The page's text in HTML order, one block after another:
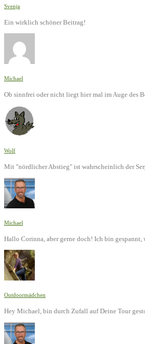
Svenja
Ein wirklich schöner Beitrag!
Michael
Ob sinnfrei oder nicht liegt hier mal im Auge des
Wolf
Mit "nördlicher Abstieg" ist wahrscheinlich der
Michael
Hallo Corinna, aber gerne doch! Ich bin
Outdoormädchen
Hey Michael, bin durch Zufall auf Deine Tour